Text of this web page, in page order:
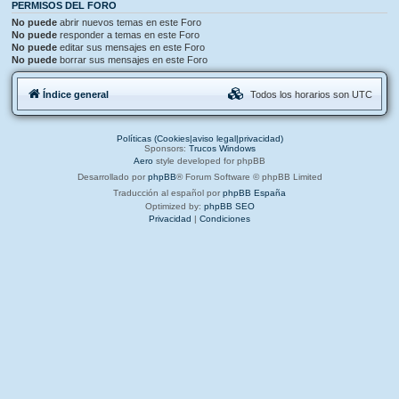
PERMISOS DEL FORO
No puede abrir nuevos temas en este Foro
No puede responder a temas en este Foro
No puede editar sus mensajes en este Foro
No puede borrar sus mensajes en este Foro
Índice general Todos los horarios son UTC
Políticas (Cookies|aviso legal|privacidad)
Sponsors: Trucos Windows
Aero style developed for phpBB
Desarrollado por phpBB® Forum Software © phpBB Limited
Traducción al español por phpBB España
Optimized by: phpBB SEO
Privacidad | Condiciones